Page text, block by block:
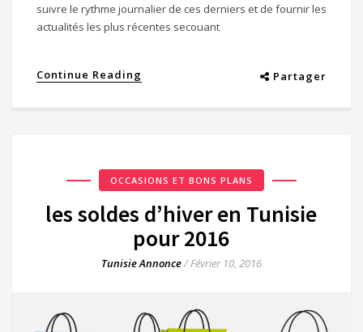
suivre le rythme journalier de ces derniers et de fournir les
actualités les plus récentes secouant
Continue Reading Partager
OCCASIONS ET BONS PLANS
les soldes d’hiver en Tunisie
pour 2016
Tunisie Annonce/Février 10, 2016